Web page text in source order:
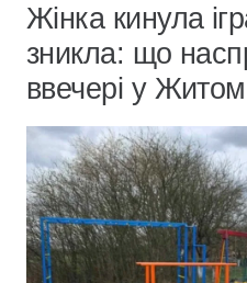
Жінка кинула
зникла: що
ввечері у